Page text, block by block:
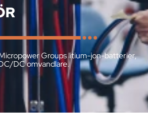
Groups litium-jon-batterier,
DC omvandlare.